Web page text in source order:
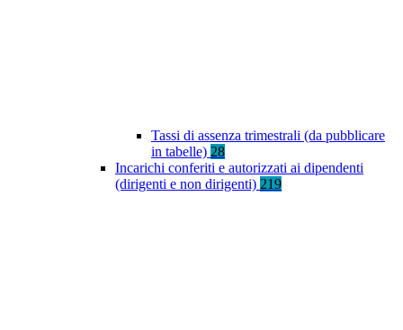
Tassi di assenza trimestrali (da pubblicare
in tabelle) 28
Incarichi conferiti e autorizzati ai dipendenti
(dirigenti e non dirigenti) 219